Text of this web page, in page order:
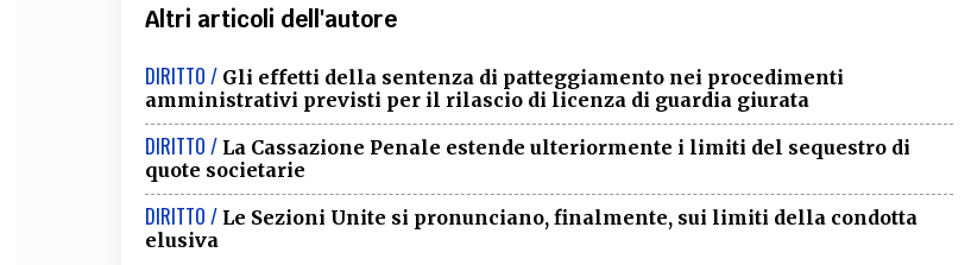
TEAM
FILODIRITTO REDAZIONE COMITATO SCIENTIFICO AUTORI
EXTRA
CODICI RUBRICHE LIBRI PROCEEDINGS PUBBLICITÀ
Altri articoli dell'autore
DIRITTO / Gli effetti della sentenza di patteggiamento nei procedimenti
amministrativi previsti per il rilascio di licenza di guardia giurata
DIRITTO / La Cassazione Penale estende ulteriormente i limiti del sequestro di
quote societarie
DIRITTO / Le Sezioni Unite si pronunciano, finalmente, sui limiti della condotta
elusiva